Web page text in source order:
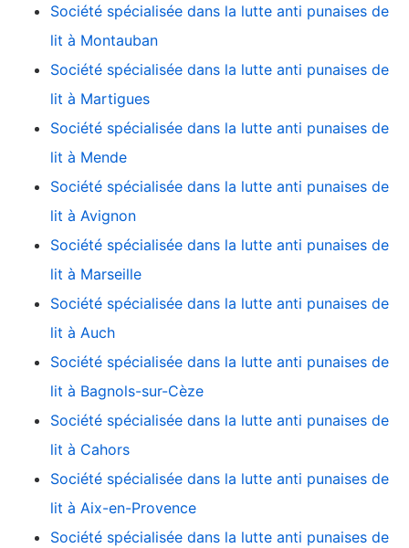
Société spécialisée dans la lutte anti punaises de
lit à Montauban
Société spécialisée dans la lutte anti punaises de
lit à Martigues
Société spécialisée dans la lutte anti punaises de
lit à Mende
Société spécialisée dans la lutte anti punaises de
lit à Avignon
Société spécialisée dans la lutte anti punaises de
lit à Marseille
Société spécialisée dans la lutte anti punaises de
lit à Auch
Société spécialisée dans la lutte anti punaises de
lit à Bagnols-sur-Cèze
Société spécialisée dans la lutte anti punaises de
lit à Cahors
Société spécialisée dans la lutte anti punaises de
lit à Aix-en-Provence
Société spécialisée dans la lutte anti punaises de